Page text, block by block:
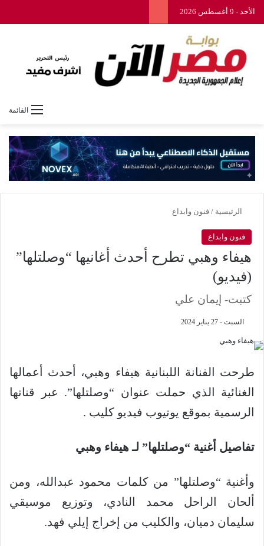
الأحد - 9 أغسطس 2026
القائمة
الرئيسية / فنون وابداع
فنون وابداع
هيفاء وهبي تطرح أحدث أغانيها “وصلتلها”
(فيديو)
كتبت- إيمان علي
السبت - 27 يناير 2024
طرحت الفنانة اللبنانية هيفاء وهبي، أحدث أعمالها
الغنائية الذي حملت عنوان “وصلتلها”. عبر قناتها
الرسمية بموقع يوتيوب فيديو كليب .
تفاصيل أغنية “وصلتلها” لـ هيفاء وهبي
وأغنية “وصلتلها” من كلمات محمود عبدالله، ومن
ألحان الراحل محمد النادي، وتوزيع موسيقي
سليمان دميان، والكليب من إخراج إيلي فهد.